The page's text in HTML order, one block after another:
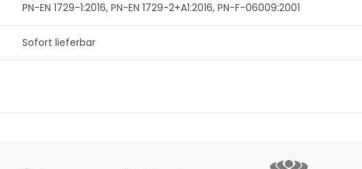
PN-EN 1729-1:2016, PN-EN 1729-2+A1:2016, PN-F-06009:2001
Sofort lieferbar